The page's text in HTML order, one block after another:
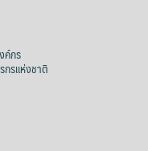
ค์กร
กรแห่งชาติ